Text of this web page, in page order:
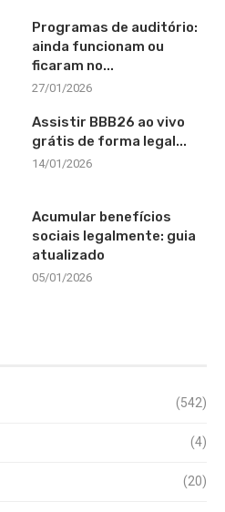
Programas de auditório:
ainda funcionam ou
ficaram no...
27/01/2026
Assistir BBB26 ao vivo
grátis de forma legal...
14/01/2026
Acumular benefícios
sociais legalmente: guia
atualizado
05/01/2026
(542)
(4)
(20)